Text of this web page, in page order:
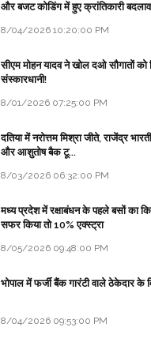
और बजट कोडिंग में हुए क्रांतिकारी बदलाव
8/04/2026 10:20:00 PM
सीएम मोहन यादव ने खोल दओ सौगातों को
संस्कारधानी!
8/01/2026 07:25:00 PM
दतिया में नरोत्तम मिश्रा जीते, राजेंद्र
और आशुतोष बैक टू...
8/03/2026 06:32:00 PM
मध्य प्रदेश में रक्षाबंधन के पहले बसों का
सफर किया तो 10% एक्स्ट्रा
8/05/2026 09:48:00 PM
भोपाल में फर्जी बैंक गारंटी वाले ठेकेदार के
8/04/2026 09:53:00 PM